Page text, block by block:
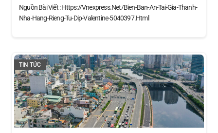
Nguồn Bài Viết : Https://vnexpress.net/bien-Ban-An-Tai-Gia-Thanh-
Nha-Hang-Rieng-Tu-Dip-Valentine-5040397.html
TIN TỨC